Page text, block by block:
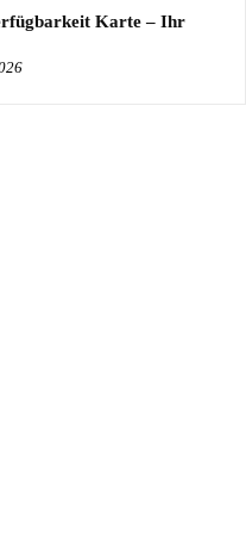
Karte – Ihr